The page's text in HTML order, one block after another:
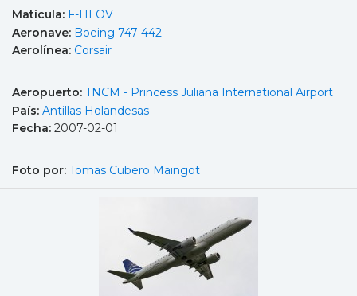
Matícula: F-HLOV
Aeronave: Boeing 747-442
Aerolínea: Corsair
Aeropuerto: TNCM - Princess Juliana International Airport
País: Antillas Holandesas
Fecha: 2007-02-01
Foto por: Tomas Cubero Maingot